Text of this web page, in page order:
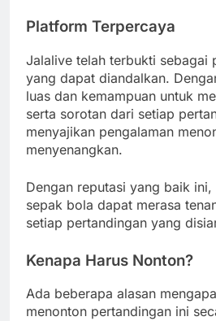
Platform Terpercaya
Jalalive telah terbukti sebagai
yang dapat diandalkan.
luas dan kemampuan untuk
serta sorotan dari setiap
menyajikan pengalaman
menyenangkan.
Dengan reputasi yang baik
sepak bola dapat merasa
setiap pertandingan yang
Kenapa Harus Nonton?
Ada beberapa alasan
menonton pertandingan ini